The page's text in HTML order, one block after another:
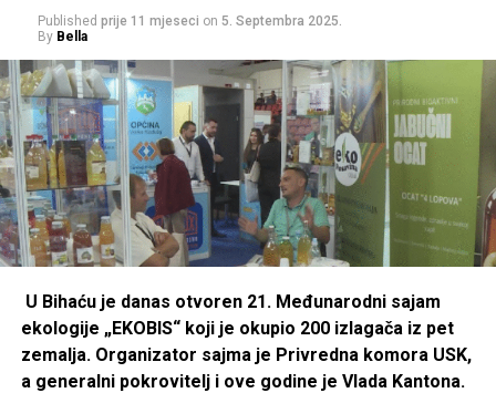
Published prije 11 mjeseci on 5. Septembra 2025.
By Bella
U Bihaću je danas otvoren 21. Međunarodni sajam
ekologije „EKOBIS“ koji je okupio 200 izlagača iz pet
zemalja. Organizator sajma je Privredna komora USK,
a generalni pokrovitelj i ove godine je Vlada Kantona.